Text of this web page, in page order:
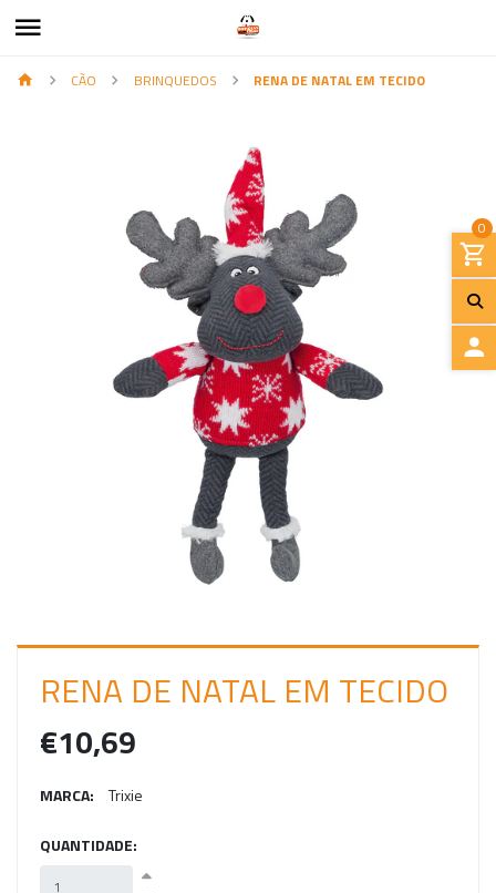
0
S
CÃO BRINQUEDOS RENA DE NATAL EM TECIDO
RENA DE NATAL EM TECIDO
€10,69
MARCA: Trixie
QUANTIDADE: